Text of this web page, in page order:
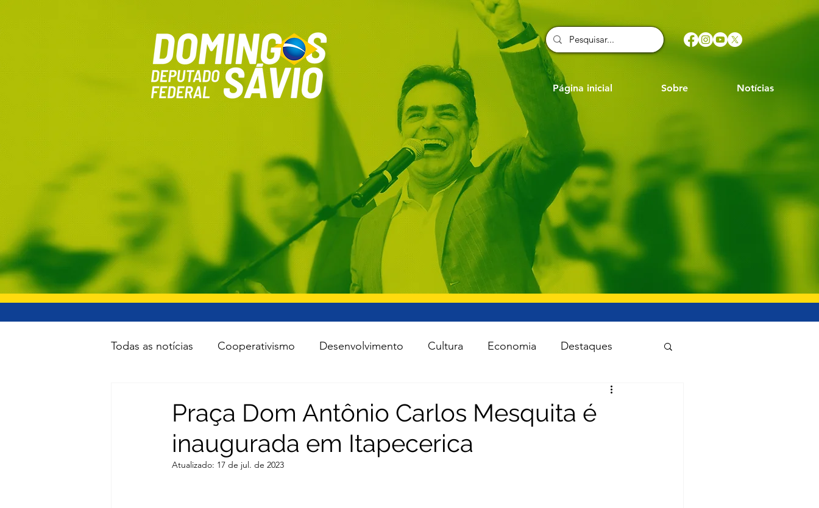
Página inicial Sobre Notícias
Todas as notícias Cooperativismo Desenvolvimento Cultura Economia Destaques
Minas e Energia Reforma Política Saúde Segurança Tecnologia
Praça Dom Antônio Carlos Mesquita é
inaugurada em Itapecerica
Atualizado: 17 de jul. de 2023